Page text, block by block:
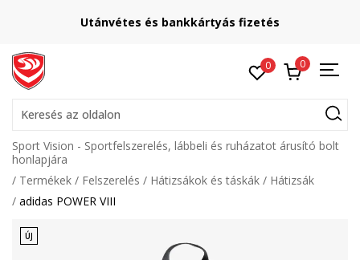
Utánvétes és bankkártyás fizetés
0 0
Keresés az oldalon
Sport Vision - Sportfelszerelés, lábbeli és ruházatot árusító bolt
honlapjára
Termékek
Felszerelés Hátizsákok és táskák
Hátizsák
adidas POWER VIII
ÚJ